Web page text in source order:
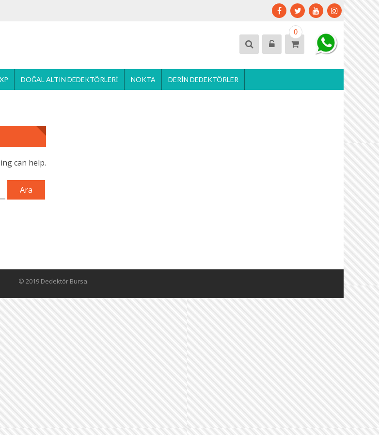
0
XP DOĞAL ALTIN DEDEKTÖRLERI NOKTA DERIN DEDEKTÖRLER
can help.
© 2019 Dedektör Bursa.